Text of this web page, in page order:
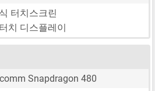
터치스크린
치 디스플레이
Snapdragon 480